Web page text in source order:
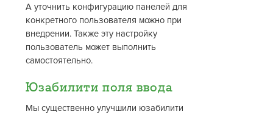
А уточнить конфигурацию панелей для
конкретного пользователя можно при
внедрении. Также эту настройку
пользователь может выполнить
самостоятельно.
Юзабилити поля ввода
Мы существенно улучшили юзабилити